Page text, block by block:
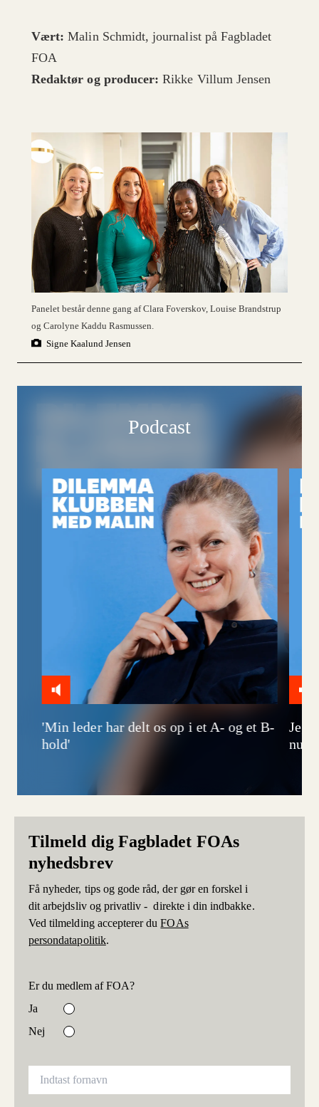
Vært: Malin Schmidt, journalist på Fagbladet
FOA
Redaktør og producer:Rikke Villum Jensen
Panelet består denne gang af Clara Foverskov, Louise Brandstrup
og Carolyne Kaddu Rasmussen.
Signe Kaalund Jensen
Podcast
'Min leder har delt os op i et A- og et B-
hold'
Jeg
Tilmeld dig Fagbladet FOAs
nyhedsbrev
Få nyheder, tips og gode råd, der gør en forskel i
dit arbejdsliv og privatliv - direkte i din indbakke.
Ved tilmelding accepterer duFOAs
persondatapolitik.
Er du medlem af FOA?
Ja
Nej